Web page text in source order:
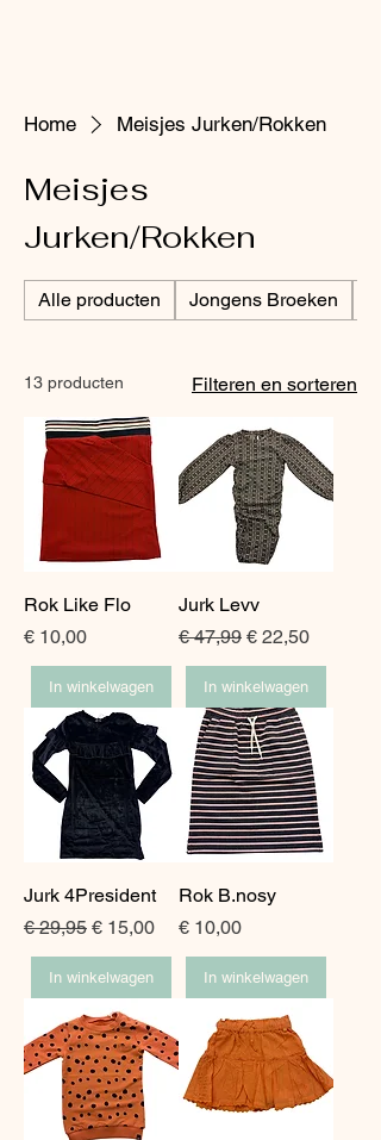
Home Meisjes Jurken/Rokken
Meisjes
Jurken/Rokken
Alle producten Jongens Broeken
13 producten Filteren en sorteren
Rok Like Flo
Prijs
€ 10,00
In winkelwagen
Jurk Levv
Normale prijs
€ 47,99 Verkoopprijs
€ 22,50
In winkelwagen
Jurk 4President
Normale prijs
€ 29,95 Verkoopprijs
€ 15,00
In winkelwagen
Rok B.nosy
Prijs
€ 10,00
In winkelwagen